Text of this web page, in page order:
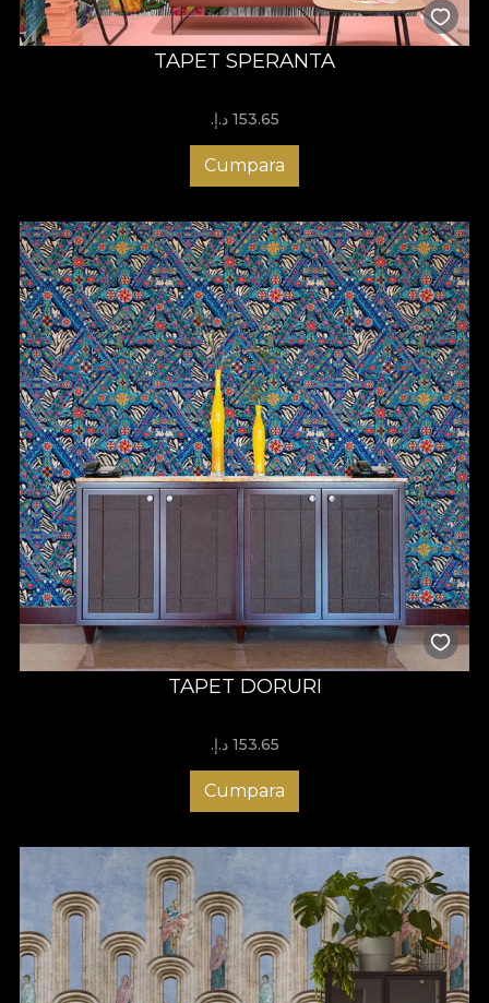
TAPET SPERANTA
153.65 د.إ.‏
Cumpara
TAPET DORURI
153.65 د.إ.‏
Cumpara